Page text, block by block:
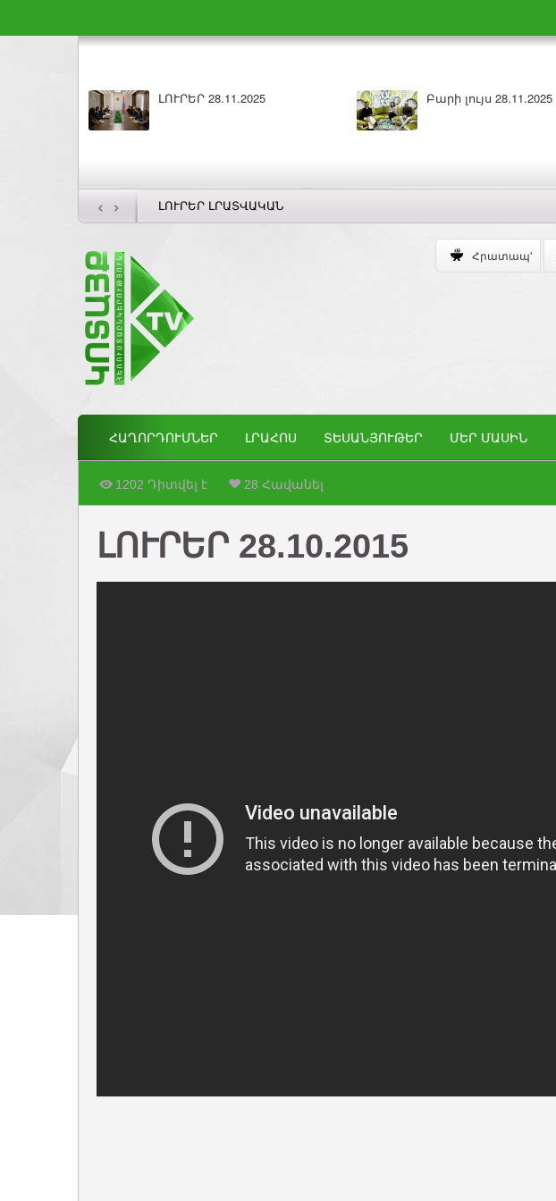
Բարի լույս 28.11.2025 ԼՈՒՐԵՐ 27.11.2025
‹ › ԼՈՒՐԵՐ ԼՐԱՏՎԱԿԱՆ
Հրատապ'
ՀԱՂՈՐԴՈՒՄՆԵՐ ԼՐԱՀՈՍ ՏԵՍԱՆՅՈՒԹԵՐ ՄԵՐ ՄԱՍԻՆ
1202 Դիտվել է 28 Հավանել
ԼՈՒՐԵՐ 28.10.2015